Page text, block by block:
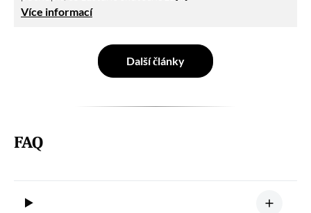
Více informací
Další články
FAQ